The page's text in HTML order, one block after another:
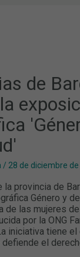
de
/ 28 de diciembre
la provincia de
Género y
de las mujeres
por la ONG
iniciativa tiene
el